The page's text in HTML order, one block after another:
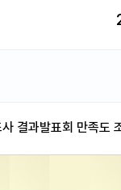
결과발표회 만족도